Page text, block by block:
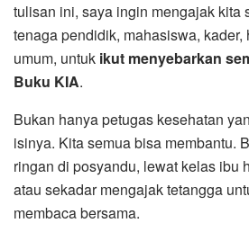
tulisan ini, saya ingin mengajak kita
tenaga pendidik, mahasiswa,
umum, untuk ikut menyebarkan
Buku KIA.
Bukan hanya petugas kesehatan
isinya. Kita semua bisa membantu.
ringan di posyandu, lewat kelas ibu
atau sekadar mengajak tetangga
membaca bersama.